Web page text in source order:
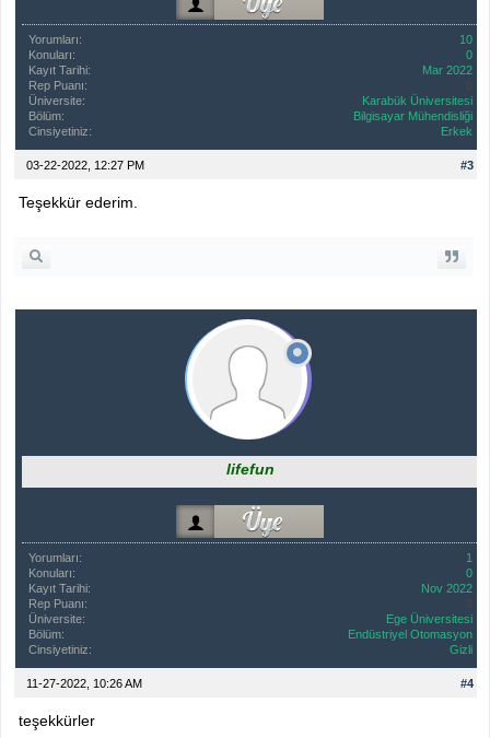
Yorumları:
10
Konuları:
0
Kayıt Tarihi:
Mar 2022
Rep Puanı:
Üniversite:
Karabük Üniversitesi
Bölüm:
Bilgisayar Mühendisliği
Cinsiyetiniz:
Erkek
#3
03-22-2022, 12:27 PM
Teşekkür ederim.
lifefun
Yorumları:
1
Konuları:
0
Kayıt Tarihi:
Nov 2022
Rep Puanı:
Üniversite:
Ege Üniversitesi
Bölüm:
Endüstriyel Otomasyon
Cinsiyetiniz:
Gizli
#4
11-27-2022, 10:26 AM
teşekkürler